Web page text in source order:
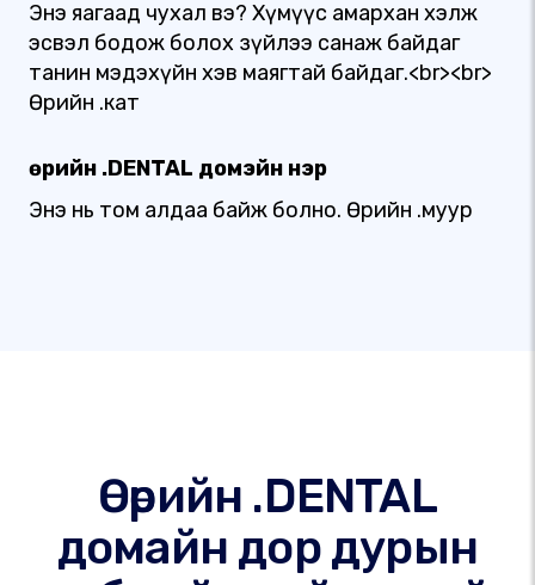
Энэ яагаад чухал вэ? Хүмүүс амархан хэлж
эсвэл бодож болох зүйлээ санаж байдаг
танин мэдэхүйн хэв маягтай байдаг.<br><br>
Өөрийн .кат
Өөрийн .DENTAL домэйн нэр
Энэ нь том алдаа байж болно. Өөрийн .муур
Өөрийн .DENTAL
домайн дор дурын